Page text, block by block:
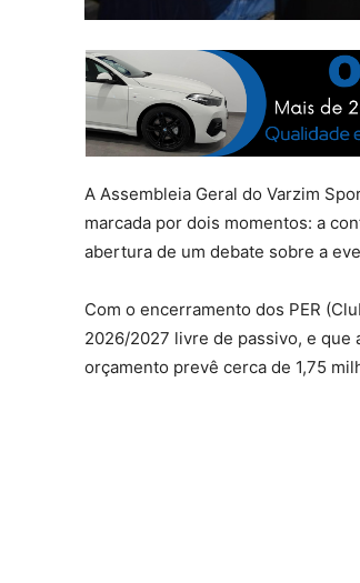
A Assembleia Geral do Varzim
marcada por dois momentos: a
abertura de um debate sobre a
Com o encerramento dos PER
2026/2027 livre de passivo, e que
orçamento prevê cerca de 1,75